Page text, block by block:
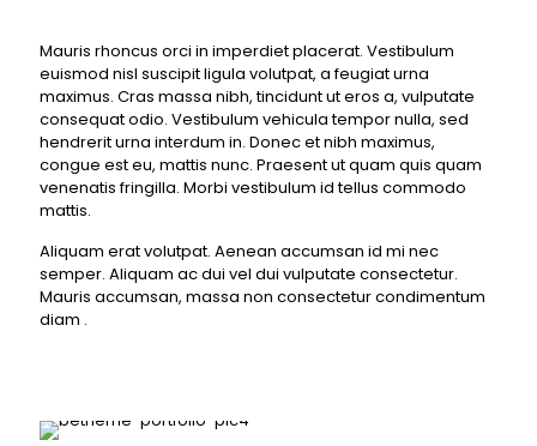
Mauris rhoncus orci in imperdiet placerat. Vestibulum
euismod nisl suscipit ligula volutpat, a feugiat urna
maximus. Cras massa nibh, tincidunt ut eros a, vulputate
consequat odio. Vestibulum vehicula tempor nulla, sed
hendrerit urna interdum in. Donec et nibh maximus,
congue est eu, mattis nunc. Praesent ut quam quis quam
venenatis fringilla. Morbi vestibulum id tellus commodo
mattis.
Aliquam erat volutpat. Aenean accumsan id mi nec
semper. Aliquam ac dui vel dui vulputate consectetur.
Mauris accumsan, massa non consectetur condimentum
diam .